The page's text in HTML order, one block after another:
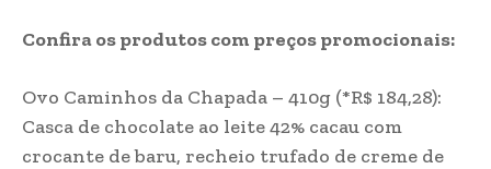
Confira os produtos com preços promocionais:
Ovo Caminhos da Chapada – 410g (*R$ 184,28):
Casca de chocolate ao leite 42% cacau com
crocante de baru, recheio trufado de creme de